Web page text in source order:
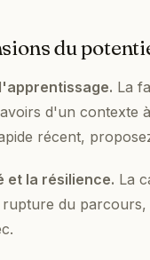
du
La
d'un contexte
récent,
et la résilience. La
rupture du